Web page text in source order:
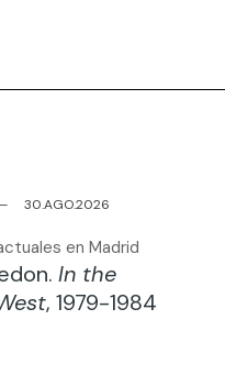
30.AGO.2026
en Madrid
In the
, 1979-1984